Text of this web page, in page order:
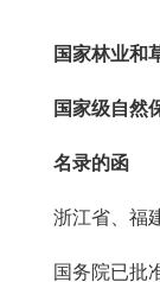
国家林业和
国家级自然
名录的函
浙江省、福
国务院已批